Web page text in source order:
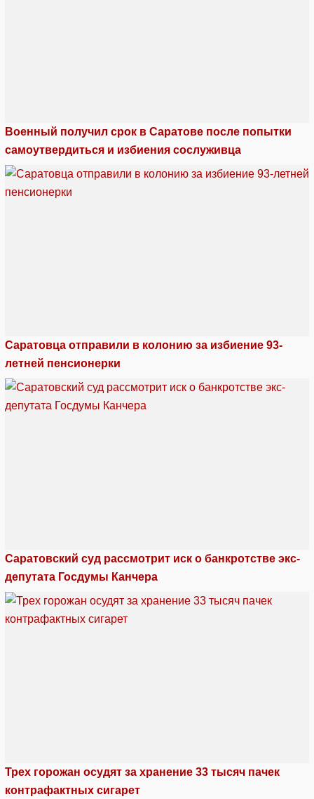
Военный получил срок в Саратове после попытки
самоутвердиться и избиения сослуживца
Саратовца отправили в колонию за избиение 93-
летней пенсионерки
Саратовский суд рассмотрит иск о банкротстве экс-
депутата Госдумы Канчера
Трех горожан осудят за хранение 33 тысяч пачек
контрафактных сигарет